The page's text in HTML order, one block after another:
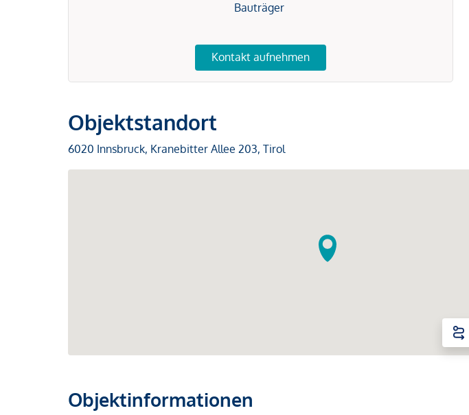
Bauträger
Kontakt aufnehmen
Objektstandort
6020 Innsbruck, Kranebitter Allee 203, Tirol
Objektinformationen